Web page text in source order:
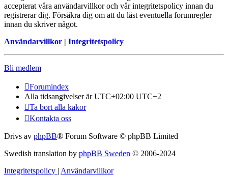
accepterat våra användarvillkor och vår integritetspolicy innan du
registrerar dig. Försäkra dig om att du läst eventuella forumregler
innan du skriver något.
Användarvillkor | Integritetspolicy
Bli medlem
Forumindex
Alla tidsangivelser är UTC+02:00 UTC+2
Ta bort alla kakor
Kontakta oss
Drivs av phpBB® Forum Software © phpBB Limited
Swedish translation by phpBB Sweden © 2006-2024
Integritetspolicy | Användarvillkor